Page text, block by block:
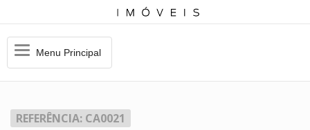
MenuMenu Principal
REFERÊNCIA: CA0021